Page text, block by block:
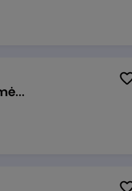
Užsakymų komplektuotojas (-a) Pieno ir mėsos sandėlyje